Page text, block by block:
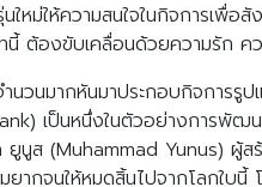
ใหม่ให้ความสนใจในกิจการเพื่อ
ทนี้ ต้องขับเคลื่อนด้วยความรัก
นวนมากหันมาประกอบกิจการรู
เป็นหนึ่งในตัวอย่างการพัฒ
นูส (Muhammad Yunus) ผู้สร้
ากจนให้หมดสิ้นไปจากโลกใบนี้